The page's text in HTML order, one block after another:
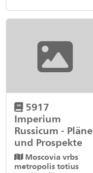
5917
Imperium
Russicum - Pläne
und Prospekte
Moscovia vrbs
metropolis totius